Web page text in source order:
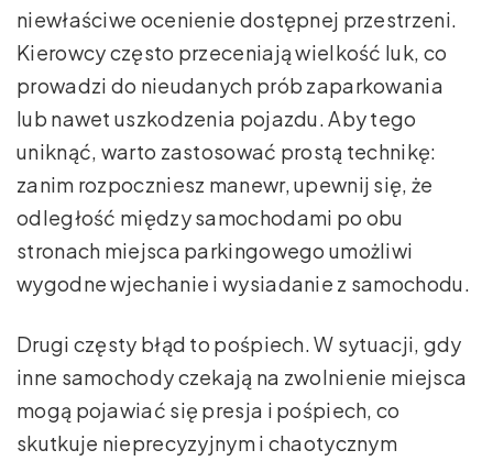
niewłaściwe ocenienie dostępnej przestrzeni.
Kierowcy często przeceniają wielkość luk, co
prowadzi do nieudanych prób zaparkowania
lub nawet uszkodzenia pojazdu. Aby tego
uniknąć, warto zastosować prostą technikę:
zanim rozpoczniesz manewr, upewnij się, że
odległość między samochodami po obu
stronach miejsca parkingowego umożliwi
wygodne wjechanie i wysiadanie z samochodu.
Drugi częsty błąd to pośpiech. W sytuacji, gdy
inne samochody czekają na zwolnienie miejsca
mogą pojawiać się presja i pośpiech, co
skutkuje nieprecyzyjnym i chaotycznym